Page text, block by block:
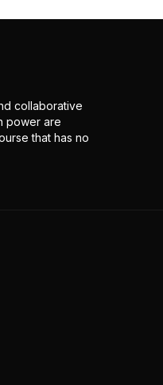
collaborative
power are
that has no